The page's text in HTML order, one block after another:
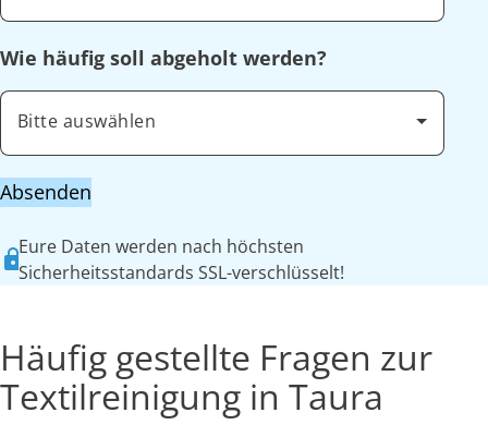
Wie häufig soll abgeholt werden?
Bitte auswählen
Absenden
Eure Daten werden nach höchsten
Sicherheitsstandards SSL-verschlüsselt!
Häufig gestellte Fragen zur
Textilreinigung in Taura